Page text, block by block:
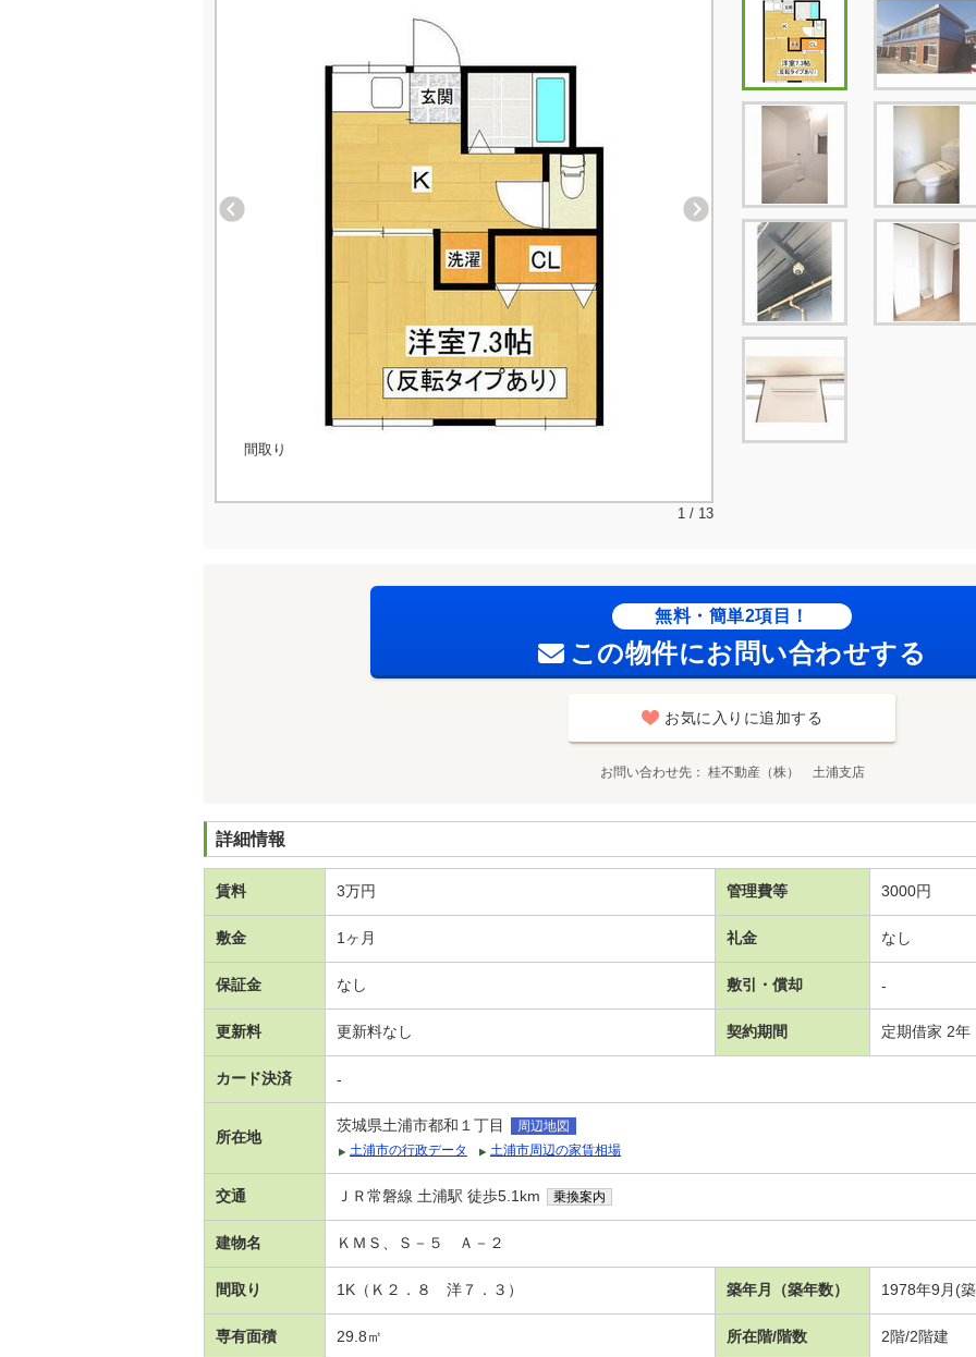
間取り
1 / 13
無料・簡単2項目！
この物件にお問い合わせする
お気に入りに追加する
お問い合わせ先 桂不動産（株） 土浦支店
詳細情報
賃料 3万円 管理費等 3000円
敷金 1ヶ月 礼金 なし
保証金 なし 敷引・償却 -
更新料 更新料なし 契約期間 定期借家 2年
カード決済 -
所在地
茨城県土浦市都和１丁目
周辺地図
土浦市の行政データ
土浦市周辺の家賃相場
交通 ＪＲ常磐線 土浦駅 徒歩5.1km 乗換案内
建物名 ＫＭＳ、Ｓ－５ Ａ－２
間取り 1K（Ｋ２．８ 洋７．３） 築年月（築年数） 1978年9月(
専有面積 29.8㎡ 所在階/階数 2階/2階建